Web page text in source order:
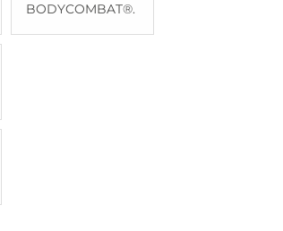
BODYCOMBAT®.